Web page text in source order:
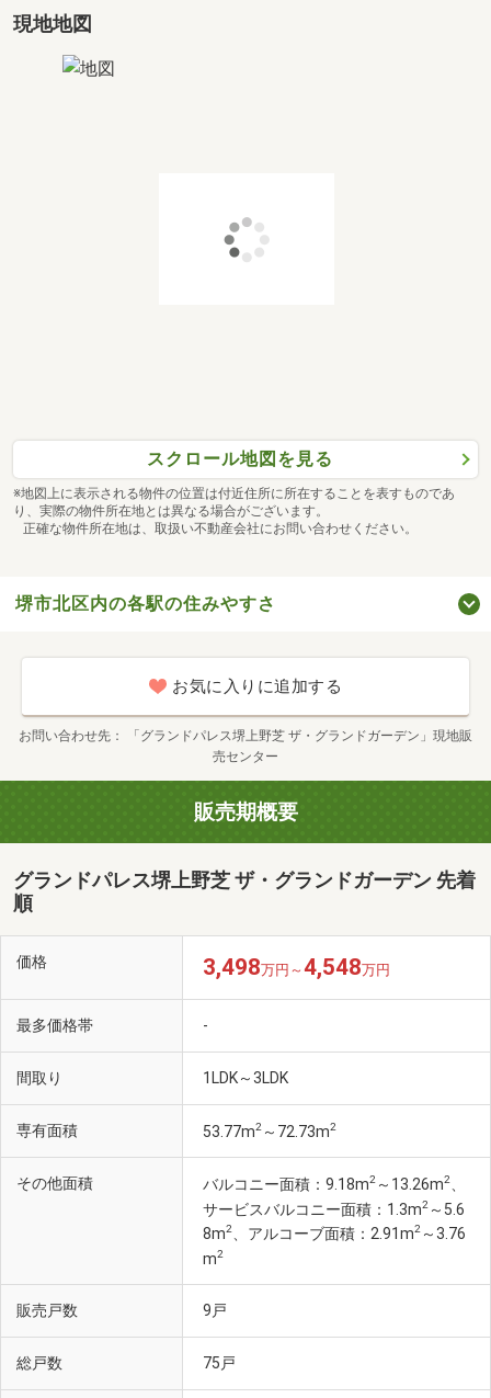
現地地図
スクロール地図を見る
※地図上に表示される物件の位置は付近住所に所在することを表すものであ
り、実際の物件所在地とは異なる場合がございます。
正確な物件所在地は、取扱い不動産会社にお問い合わせください。
堺市北区内の各駅の住みやすさ
お気に入りに追加する
お問い合わせ先
「グランドパレス堺上野芝 ザ・グランドガーデン」現地販
売センター
販売期概要
グランドパレス堺上野芝 ザ・グランドガーデン 先着
順
価格 3,498万円～ 4,548万円
最多価格帯 -
間取り 1LDK～3LDK
専有面積 53.77m2 ～72.73m2
その他面積 バルコニー面積：9.18m2 ～13.26m2
サービスバルコニー面積：1.3m2 ～5.6
8m2 、アルコーブ面積：2.91m2 ～3.76
m2
販売戸数 9戸
総戸数 75戸